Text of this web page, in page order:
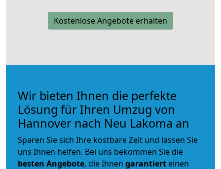
Kostenlose Angebote erhalten
Wir bieten Ihnen die perfekte
Lösung für Ihren Umzug von
Hannover nach Neu Lakoma an
Sparen Sie sich Ihre kostbare Zeit und lassen Sie
uns Ihnen helfen. Bei uns bekommen Sie die
besten Angebote, die Ihnen garantiert einen